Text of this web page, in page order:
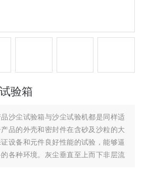
验箱
沙尘试验箱与沙尘试验机都是同样适
品的外壳和密封件在含砂及沙粒的大
设备和元件良好性能的试验，能够逼
各种环境。灰尘垂直至上而下非层流
循环吹尘。